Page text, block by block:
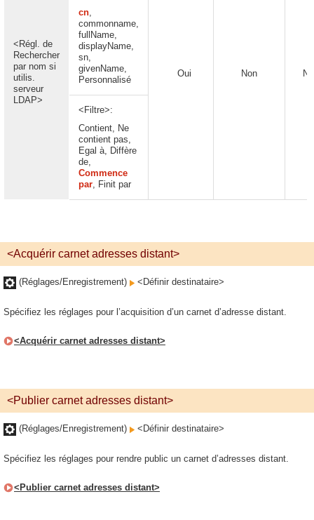
<Régl. de
Rechercher
par nom si
utilis.
serveur
LDAP>
cn,
commonname,
fullName,
displayName,
sn,
givenName,
Personnalisé
Oui Non
<Filtre>:
Contient, Ne
contient pas,
Egal à, Diffère
de,
Commence
par, Finit par
<Acquérir carnet adresses distant>
(Réglages/Enregistrement) <Définir destinataire>
Spécifiez les réglages pour l’acquisition d’un carnet d’adresse distant.
<Acquérir carnet adresses distant>
<Publier carnet adresses distant>
(Réglages/Enregistrement) <Définir destinataire>
Spécifiez les réglages pour rendre public un carnet d’adresses distant.
<Publier carnet adresses distant>